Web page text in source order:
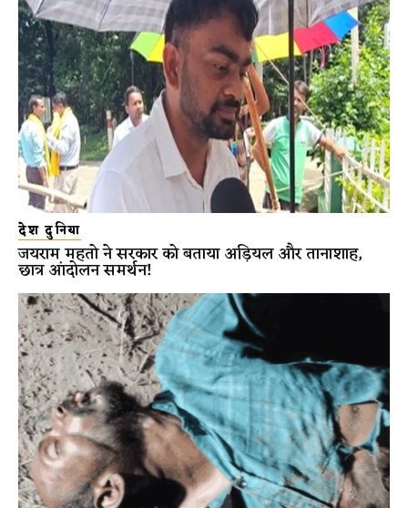
देश दुनिया
जयराम महतो ने सरकार को बताया अड़ियल और तानाशाह,
छात्र आंदोलन समर्थन!